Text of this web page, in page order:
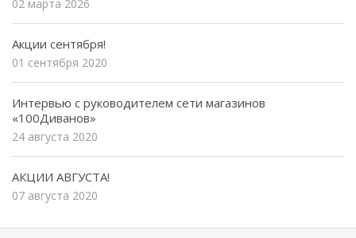
02 марта 2026
Акции сентября!
01 сентября 2020
Интервью с руководителем сети магазинов
«100Диванов»
24 августа 2020
АКЦИИ АВГУСТА!
07 августа 2020